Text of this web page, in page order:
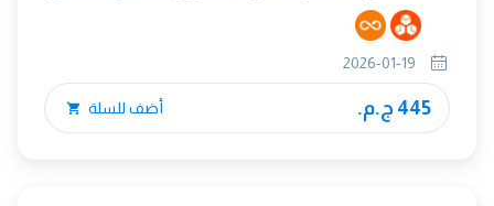
الكبيرة
445 ج.م. أضف للسلة